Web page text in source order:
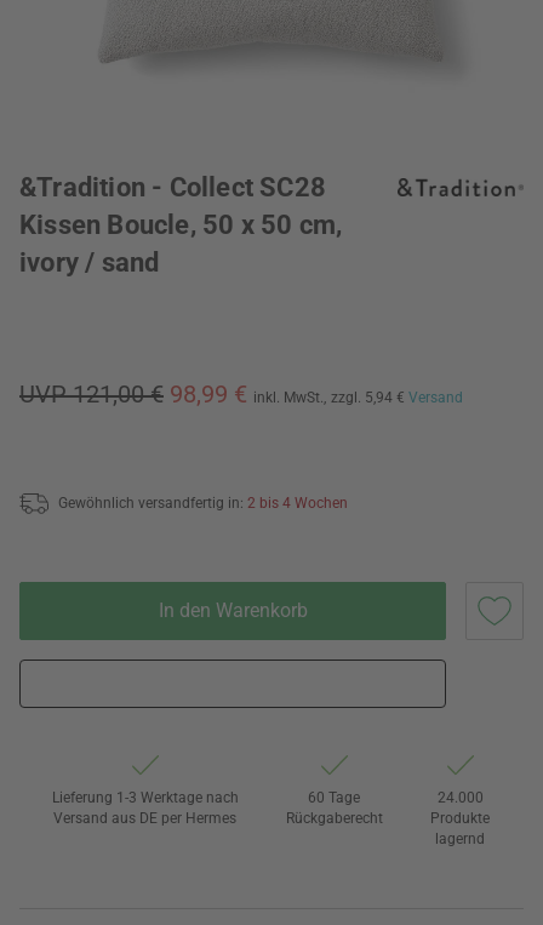
&Tradition - Collect SC28
Kissen Boucle, 50 x 50 cm,
ivory / sand
UVP 121,00 € 98,99 € inkl. MwSt., zzgl. 5,94 € Versand
Gewöhnlich versandfertig in: 2 bis 4 Wochen
In den Warenkorb
Lieferung 1-3 Werktage nach
Versand aus DE per Hermes
60 Tage
Rückgaberecht
24.000
Produkte
lagernd